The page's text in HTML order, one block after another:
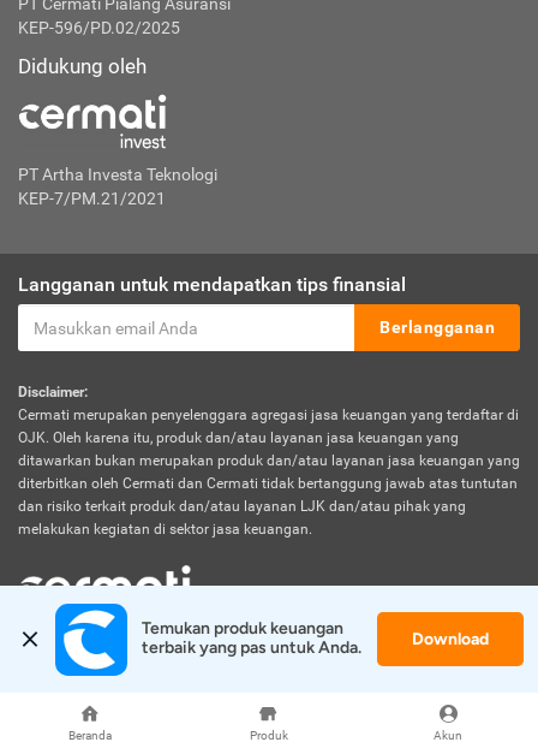
Beranda Produk Akun
KEP-596/PD.02/2025
Didukung oleh
PT Artha Investa Teknologi
KEP-7/PM.21/2021
Langganan untuk mendapatkan tips finansial
Berlangganan
Disclaimer:
Cermati merupakan penyelenggara agregasi jasa keuangan yang terdaftar di
OJK. Oleh karena itu, produk dan/atau layanan jasa keuangan yang
ditawarkan bukan merupakan produk dan/atau layanan jasa keuangan yang
diterbitkan oleh Cermati dan Cermati tidak bertanggung jawab atas tuntutan
dan risiko terkait produk dan/atau layanan LJK dan/atau pihak yang
melakukan kegiatan di sektor jasa keuangan.
© 2026 Cermati. All Rights Reserved.
Temukan produk keuangan
terbaik yang pas untuk Anda.
Download